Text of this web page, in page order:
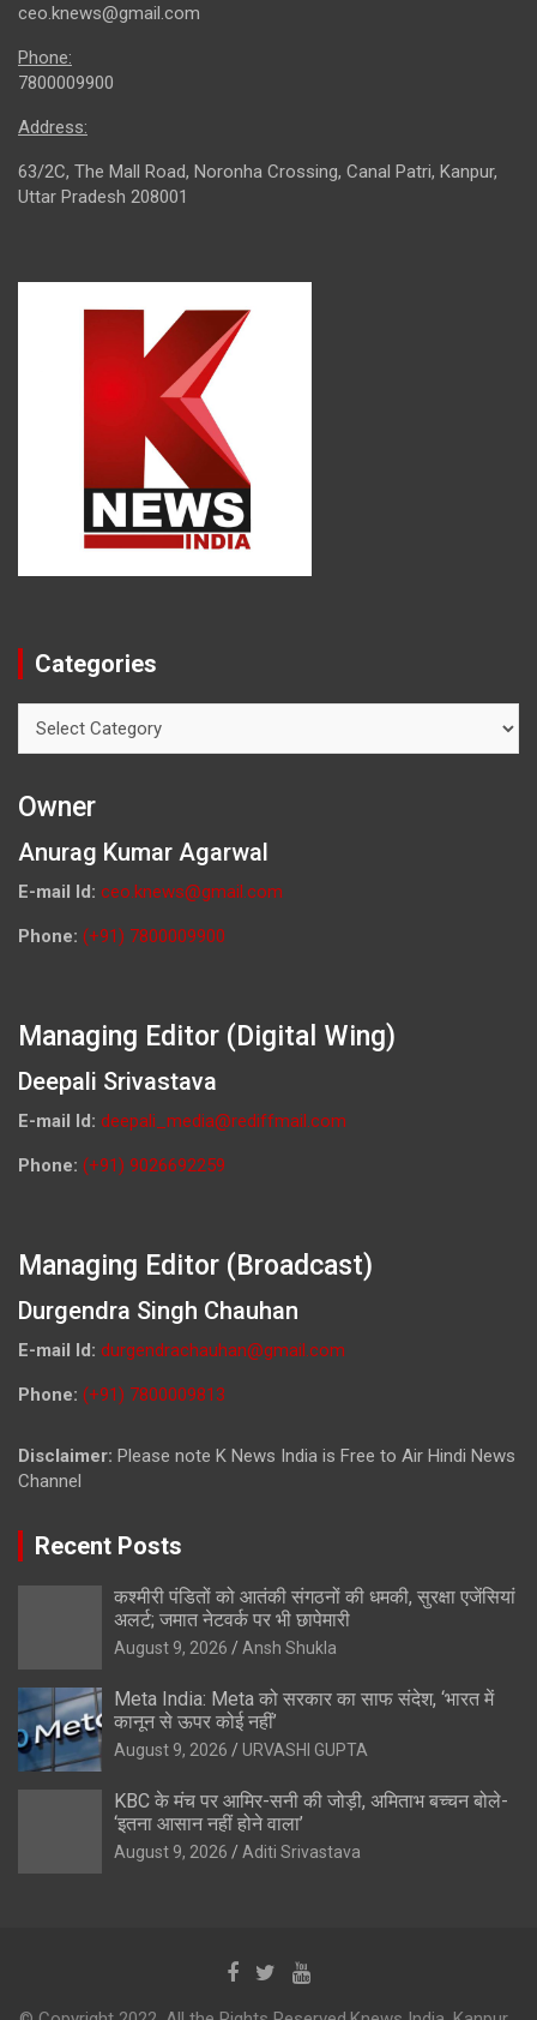
ceo.knews@gmail.com
Phone:
7800009900
Address:
63/2C, The Mall Road, Noronha Crossing, Canal Patri, Kanpur,
Uttar Pradesh 208001
Categories
Owner
Anurag Kumar Agarwal
E-mail Id: ceo.knews@gmail.com
Phone: (+91) 7800009900
Managing Editor (Digital Wing)
Deepali Srivastava
E-mail Id: deepali_media@rediffmail.com
Phone: (+91) 9026692259
Managing Editor (Broadcast)
Durgendra Singh Chauhan
E-mail Id: durgendrachauhan@gmail.com
Phone: (+91) 7800009813
Disclaimer: Please note K News India is Free to Air Hindi News
Channel
Recent Posts
कश्मीरी पंडितों को आतंकी संगठनों की धमकी, सुरक्षा एजेंसियां
अलर्ट; जमात नेटवर्क पर भी छापेमारी
August 9, 2026 Ansh Shukla
Meta India: Meta को सरकार का साफ संदेश, ‘भारत में
कानून से ऊपर कोई नहीं’
August 9, 2026 URVASHI GUPTA
KBC के मंच पर आमिर-सनी की जोड़ी, अमिताभ बच्चन बोले-
‘इतना आसान नहीं होने वाला’
August 9, 2026 Aditi Srivastava